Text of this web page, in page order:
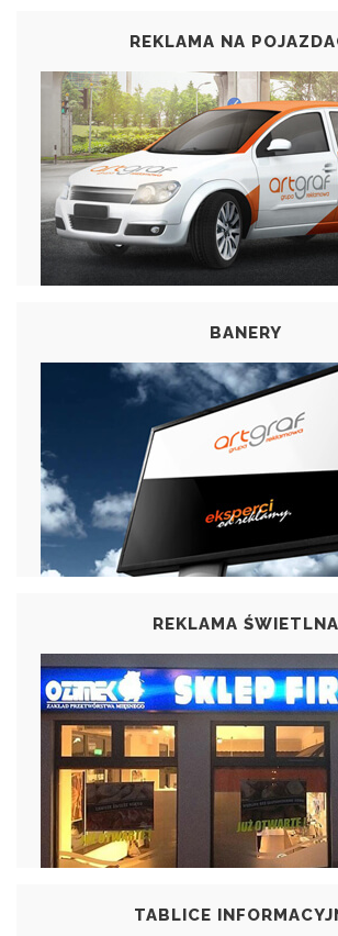
REKLAMA NA
BANERY
REKLAMA ŚWIETLNA
TABLICE